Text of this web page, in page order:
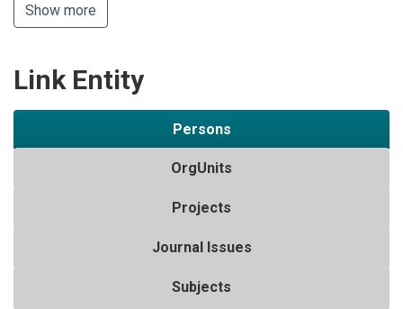
Show more
Link Entity
Persons
OrgUnits
Projects
Journal Issues
Subjects